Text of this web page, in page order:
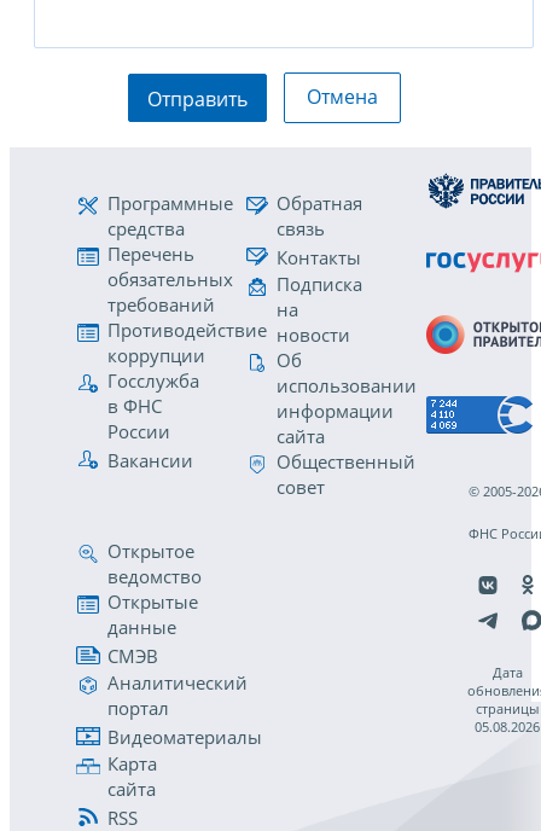
Отправить Отмена
Программные
средства
Перечень
обязательных
требований
Противодействие
коррупции
Госслужба
в ФНС
России
Вакансии
Обратная
связь
Контакты
Подписка
на
новости
Об
использовании
информации
сайта
Общественный
совет
Открытое
ведомство
Открытые
данные
СМЭВ
Аналитический
портал
Видеоматериалы
Карта
сайта
RSS
© 2005-
ФНС
Дата
страницы
05.08.2026